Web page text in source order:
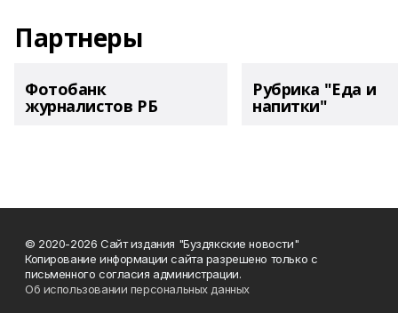
Партнеры
Фотобанк
журналистов РБ
Рубрика "Еда и
напитки"
© 2020-2026 Сайт издания "Буздякские новости"
Копирование информации сайта разрешено только с
письменного согласия администрации.
Об использовании персональных данных